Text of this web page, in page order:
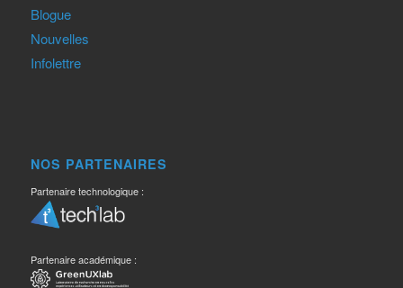
Blogue
Nouvelles
Infolettre
NOS PARTENAIRES
Partenaire technologique :
Partenaire académique :